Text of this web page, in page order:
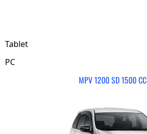
Tablet
PC
MPV 1200 SD 1500 CC